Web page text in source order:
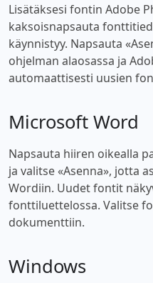
Lisätäksesi fontin Adobe
kaksoisnapsauta
käynnistyy. Napsauta
ohjelman alaosassa ja
automaattisesti uusien
Microsoft Word
Napsauta hiiren oikealla
ja valitse «Asenna», jotta
Wordiin. Uudet fontit
fonttiluettelossa. Valitse
dokumenttiin.
Windows